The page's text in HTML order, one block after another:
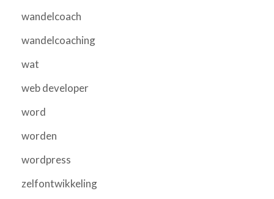
wandelcoach
wandelcoaching
wat
web developer
word
worden
wordpress
zelfontwikkeling